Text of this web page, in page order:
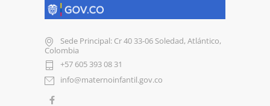
Sede Principal: Cr 40 33-06 Soledad, Atlántico,
Colombia
+57 605 393 08 31
info@maternoinfantil.gov.co